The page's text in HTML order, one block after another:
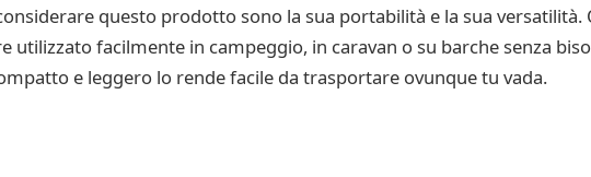
questo prodotto sono la sua portabilità e la sua versatilità.
utilizzato facilmente in campeggio, in caravan o su barche senza
e leggero lo rende facile da trasportare ovunque tu vada.